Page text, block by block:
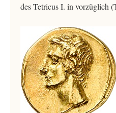
des Tetricus I. in vorzüglich